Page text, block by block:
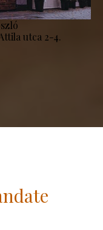
utca 2-4.